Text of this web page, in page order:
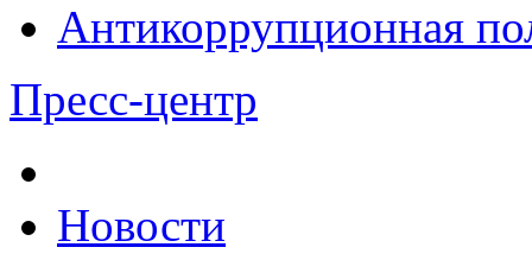
Антикоррупционная
Пресс-центр
Новости